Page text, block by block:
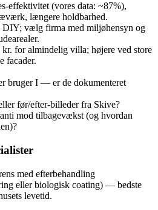
(vores data: ~87%),
længere holdbarhed.
DIY; vælg firma med miljøhensyn og
kr. for almindelig villa; højere ved store
facader.
bruger I — er de dokumenteret
før/efter-billeder fra Skive?
mod tilbagevækst (og hvordan
med efterbehandling
eller biologisk coating) — bedste
levetid.